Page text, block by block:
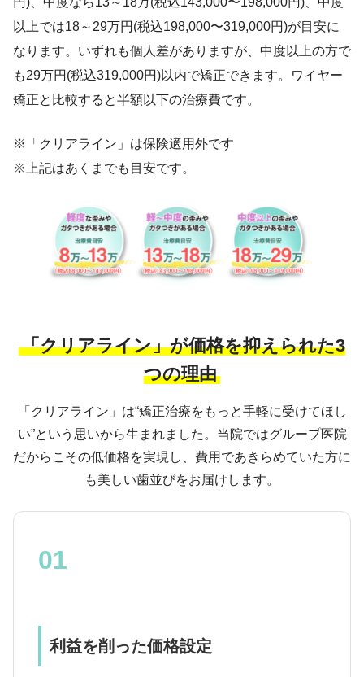
以上では18～29万円(税込198,000〜319,000円)が目安に
なります。いずれも個人差がありますが、中度以上の方で
も29万円(税込319,000円)以内で矯正できます。ワイヤー
矯正と比較すると半額以下の治療費です。
※「クリアライン」は保険適用外です
※上記はあくまでも目安です。
「クリアライン」が価格を抑えられた3
つの理由
「クリアライン」は“矯正治療をもっと手軽に受けてほし
い”という思いから生まれました。当院ではグループ医院
だからこその低価格を実現し、費用であきらめていた方に
も美しい歯並びをお届けします。
01
利益を削った価格設定